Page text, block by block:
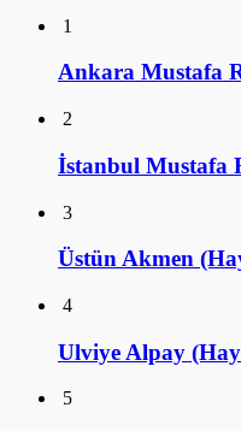
1
Ankara Mustafa
2
İstanbul Mustafa
3
Üstün Akmen
4
Ulviye Alpay
5